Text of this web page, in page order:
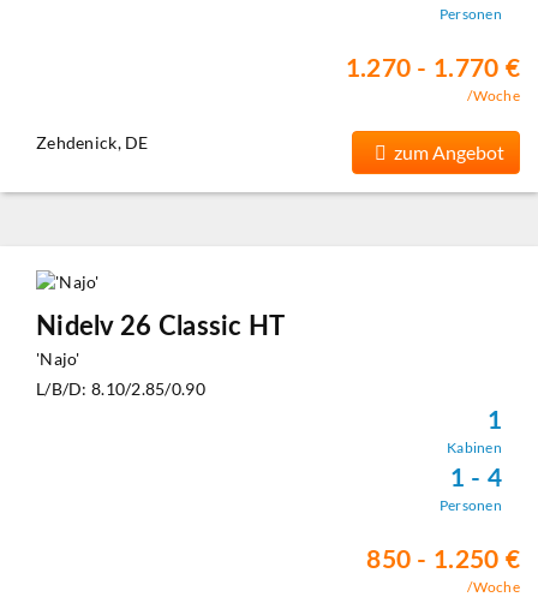
Personen
1.270 - 1.770 €
/Woche
Zehdenick, DE zum Angebot
Nidelv 26 Classic HT
'Najo'
L/B/D: 8.10/2.85/0.90
1
Kabinen
1 - 4
Personen
850 - 1.250 €
/Woche